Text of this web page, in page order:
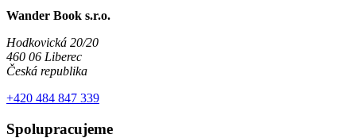
Wander Book s.r.o.
Hodkovická 20/20
460 06 Liberec
Česká republika
+420 484 847 339
Spolupracujeme